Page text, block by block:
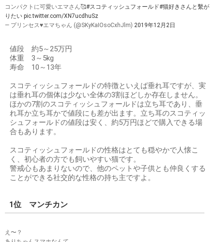
コンパクトに可愛いエマさん🥰#スコティッシュフォールド#猫好きさんと繫が
りたい pic.twitter.com/XN7ucdhuSz
— プリンセス♥エマちゃん (@SKyKaIOsoCxhJlm) 2019年12月2日
値段 約5～25万円
体重 3～5kg
寿命 10～13年
スコティッシュフォールドの特徴といえば垂れ耳ですが、実
は垂れ耳の個体は少ない全体の3割ほどしか存在しません。
ほかの7割のスコティッシュフォールドは立ち耳であり、垂
れ耳か立ち耳かで値段にも差が出ます。立ち耳のスコティッ
シュフォールドの値段は安く、約5万円ほどで購入できる場
合もあります。
スコティッシュフォールドの性格はとても穏やかで人懐こ
く、初心者の方でも飼いやすい猫です。
警戒心もあまりないので、他のペットや子供とも仲良くする
ことができる社交的な性格の持ち主ですよ。
1位 マンチカン
え〜？